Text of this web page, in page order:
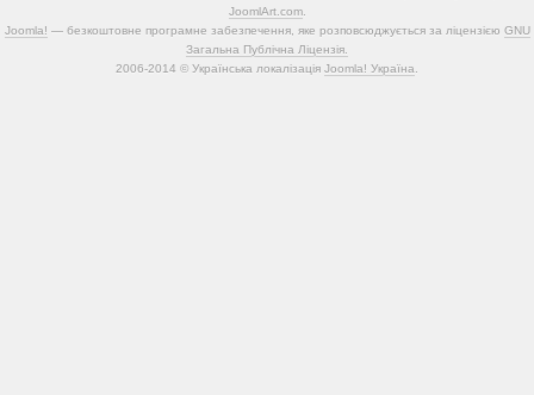
JoomlArt.com.
Joomla! — безкоштовне програмне забезпечення, яке розповсюджується за ліцензією GNU
Загальна Публічна Ліцензія.
2006-2014 © Українська локалізація Joomla! Україна